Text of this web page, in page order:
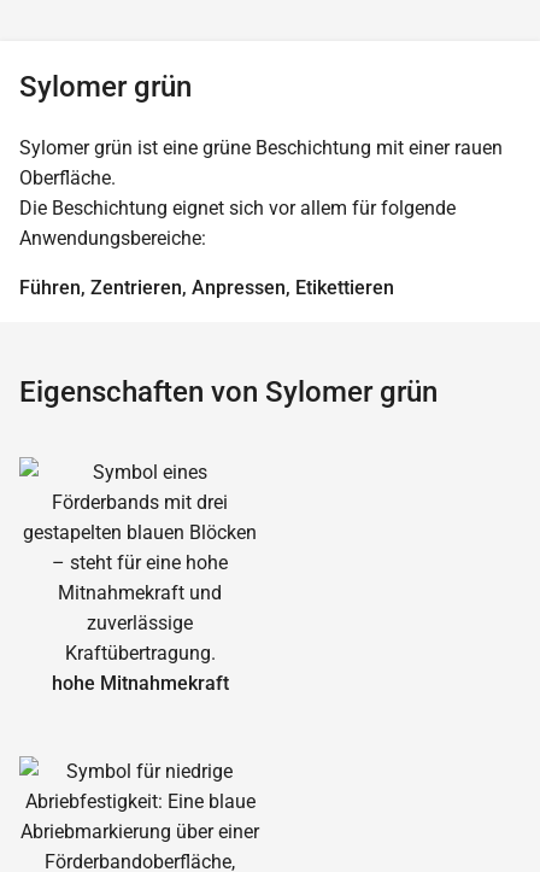
Sylomer grün
Sylomer grün ist eine grüne Beschichtung mit einer rauen
Oberfläche.
Die Beschichtung eignet sich vor allem für folgende
Anwendungsbereiche:
Führen, Zentrieren, Anpressen, Etikettieren
Eigenschaften von Sylomer grün
hohe Mitnahmekraft